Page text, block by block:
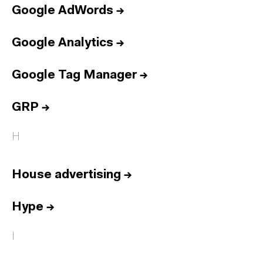
Google AdWords →
Google Analytics →
Google Tag Manager→
GRP →
H
House advertising →
Hype →
I